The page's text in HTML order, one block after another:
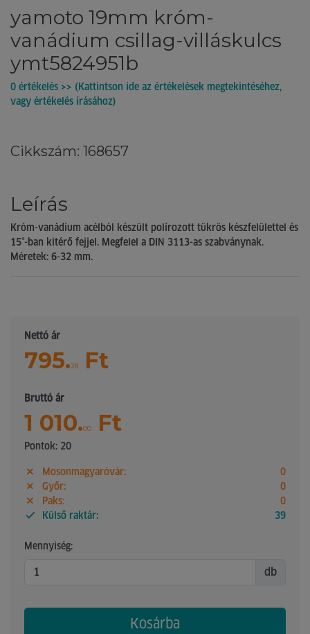
yamoto 19mm króm-
vanádium csillag-villáskulcs
ymt5824951b
0 értékelés >> (Kattintson ide az értékelések megtekintéséhez,
vagy értékelés írásához)
Cikkszám: 168657
Leírás
Króm-vanádium acélból készült polírozott tükrös készfelülettel és
15°-ban kitérő fejjel. Megfelel a DIN 3113-as szabványnak.
Méretek: 6-32 mm.
Nettó ár
795.28 Ft
Bruttó ár
1 010.00 Ft
Pontok: 20
Mosonmagyaróvár:
0
Győr:
0
Paks:
0
Külső raktár:
39
Mennyiség:
db
Kosárba